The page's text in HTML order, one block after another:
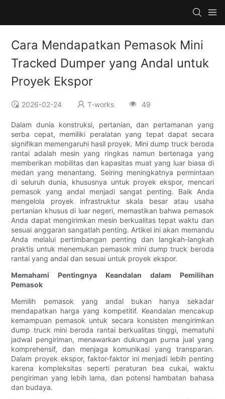
Cara Mendapatkan Pemasok Mini
Tracked Dumper yang Andal untuk
Proyek Ekspor
2026-02-24 T-works 49
Dalam dunia konstruksi, pertanian, dan pertamanan yang
serba cepat, memiliki peralatan yang tepat dapat secara
signifikan memengaruhi hasil proyek. Mini dump truck beroda
rantai adalah mesin yang ringkas namun bertenaga yang
memberikan mobilitas dan kapasitas muat yang luar biasa di
medan yang menantang. Seiring meningkatnya permintaan
di seluruh dunia, khususnya untuk proyek ekspor, mencari
pemasok yang andal menjadi sangat penting. Baik Anda
mengelola proyek infrastruktur skala besar atau usaha
pertanian khusus di luar negeri, memastikan bahwa pemasok
Anda dapat mengirimkan mesin berkualitas tepat waktu dan
sesuai anggaran sangatlah penting. Artikel ini akan memandu
Anda melalui pertimbangan penting dan langkah-langkah
praktis untuk menemukan pemasok mini dump truck beroda
rantai yang andal dan sesuai untuk proyek ekspor.
Memahami Pentingnya Keandalan dalam Pemilihan
Pemasok
Memilih pemasok yang andal bukan hanya sekadar
mendapatkan harga yang kompetitif. Keandalan mencakup
kemampuan pemasok untuk secara konsisten mengirimkan
dump truck mini beroda rantai berkualitas tinggi, mematuhi
jadwal pengiriman, menawarkan dukungan purna jual yang
komprehensif, dan menjaga komunikasi yang transparan.
Dalam proyek ekspor, faktor-faktor ini menjadi lebih penting
karena kompleksitas seperti peraturan bea cukai, waktu
pengiriman yang lebih lama, dan potensi hambatan bahasa
dan budaya.